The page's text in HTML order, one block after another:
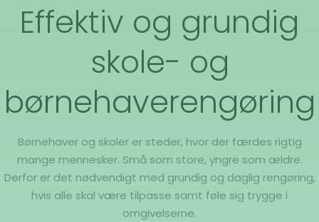
Effektiv og grundig
skole- og
børnehaverengøring
Børnehaver og skoler er steder, hvor der færdes rigtig
mange mennesker. Små som store, yngre som ældre.
Derfor er det nødvendigt med grundig og daglig rengøring,
hvis alle skal være tilpasse samt føle sig trygge i
omgivelserne.